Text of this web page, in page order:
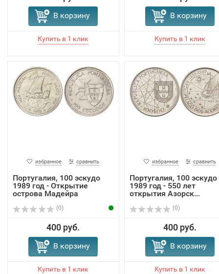
В корзину В корзину
избранное сравнить
Португалия, 100 эскудо
1989 год - Открытие
острова Мадейра
(0)
400 руб.
В корзину
избранное сравнить
Португалия, 100 эскудо
1989 год - 550 лет
открытия Азорск...
(0)
400 руб.
В корзину